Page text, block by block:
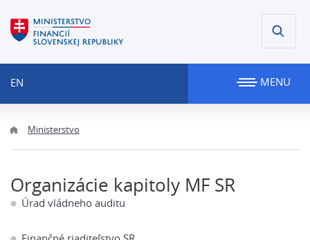
EN MENU
Ministerstvo
Organizácie kapitoly MF SR
Úrad vládneho auditu